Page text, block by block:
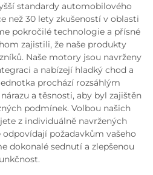
standardy automobilového
než 30 lety zkušeností v oblasti
pokročilé technologie a přísné
zajistili, že naše produkty
Naše motory jsou navrženy
a nabízejí hladký chod a
prochází rozsáhlým
a těsnosti, aby byl zajištěn
podmínek. Volbou našich
z individuálně navržených
požadavkům vašeho
dokonalé sednutí a zlepšenou